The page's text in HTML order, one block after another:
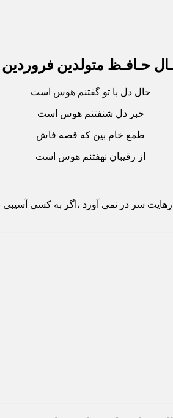
حـافـظ متولدین فروردین
حال دل با تو گفتنم هوس است
خبر دل شنفتنم هوس است
طمع خام بین که قصه فاش
از رقیبان نهفتنم هوس است
سر در نمی آورد ،اگر به کسی آسیبی